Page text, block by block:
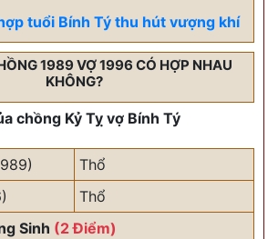
tuổi Bính Tý thu hút vượng khí
1989 VỢ 1996 CÓ HỢP NHAU
KHÔNG?
chồng Kỷ Tỵ vợ Bính Tý
Thổ
Thổ
Sinh (2 Điểm)